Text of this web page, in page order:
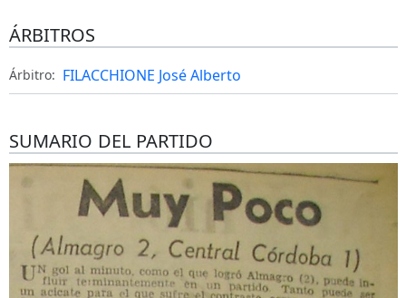
ÁRBITROS
Árbitro: FILACCHIONE José Alberto
SUMARIO DEL PARTIDO